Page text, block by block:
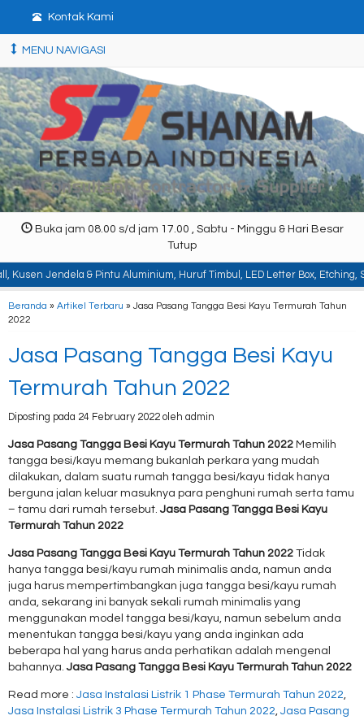
Kontak Kami
MENU NAVIGASI
Buka jam 08.00 s/d jam 17.00 , Sabtu - Minggu & Hari Besar
Tutup
Jendela & Pintu Aluminium, Huruf Timbul, LED Letter Box, Etching,
Beranda » Artikel Terbaru » Jasa Pasang Tangga Besi Kayu Termurah Tahun
2022
Jasa Pasang Tangga Besi Kayu
Termurah Tahun 2022
Diposting pada 24 February 2022 oleh admin
Jasa Pasang Tangga Besi Kayu Termurah Tahun 2022 Memilih
tangga besi/kayu memang bukanlah perkara yang mudah
dilakukan, dalam suatu rumah tangga besi/kayu tidak hanya
berguna jalan keluar masuknya para penghuni rumah serta tamu
– tamu dari rumah tersebut.Jasa Pasang Tangga Besi Kayu
Termurah Tahun 2022
Jasa Pasang Tangga Besi Kayu Termurah Tahun 2022 Tidak
hanya tangga besi/kayu rumah minimalis anda, namun anda
juga harus mempertimbangkan juga tangga besi/kayu rumah
anda, sekarang ini banyak sekali rumah minimalis yang
menggunakan model tangga besi/kayu, namun sebelum anda
menentukan tangga besi/kayu yang anda inginkan ada
beberapa hal yang harus anda perhatikan adalah mengenal
bahannya.Jasa Pasang Tangga Besi Kayu Termurah Tahun 2022
Read more : Jasa Instalasi Listrik 1 Phase Termurah Tahun 2022,
Jasa Instalasi Listrik 3 Phase Termurah Tahun 2022, Jasa Pasang